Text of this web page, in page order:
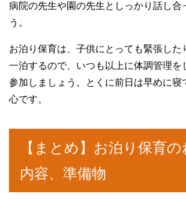
病院の先生や園の先生としっかり話し合
う。
お泊り保育は、子供にとっても緊張した
一泊するので、いつも以上に体調管理を
参加しましょう。とくに前日は早めに寝
心です。
【まとめ】お泊り保育の
内容、準備物